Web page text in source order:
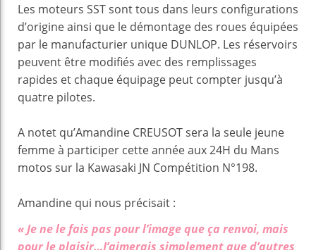
Les moteurs SST sont tous dans leurs configurations
d’origine ainsi que le démontage des roues équipées
par le manufacturier unique DUNLOP. Les réservoirs
peuvent être modifiés avec des remplissages
rapides et chaque équipage peut compter jusqu’à
quatre pilotes.
A notet qu’Amandine CREUSOT sera la seule jeune
femme à participer cette année aux 24H du Mans
motos sur la Kawasaki JN Compétition N°198.
Amandine qui nous précisait :
« Je ne le fais pas pour l’image que ça renvoi, mais
pour le plaisir…J’aimerais simplement que d’autres